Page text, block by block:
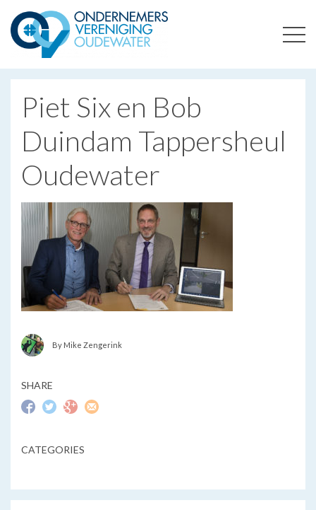
ONDERNEMERSVERENIGING OUDEWATER
Piet Six en Bob
Duindam Tappersheul
Oudewater
By Mike Zengerink
SHARE
CATEGORIES